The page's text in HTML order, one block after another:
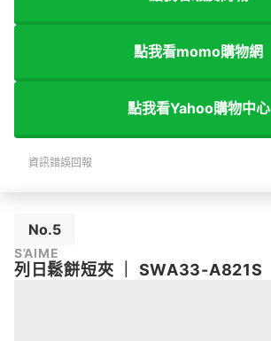
點我看momo購物網
點我看Yahoo購物中心
資訊錯誤回報
No.5
S’AIME
列日鬆餅短夾 SWA33-A821S